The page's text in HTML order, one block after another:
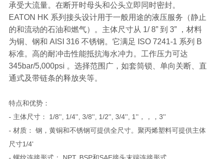
承受大流量。在断开时母头和公头立即同时密封。
EATON HK 系列接头设计用于一般用途的液压服务（静止
的和流动的石油和燃气）。主体尺寸从 1/ 8” 到 3” ，材料
为铜、钢和 AISI 316 不锈钢。它满足 ISO 7241-1 系列 B
标准。高的耐冲击性能抵抗海水冲力。工作压力可达
345bar/5,000psi 。选择范围广，如套筒锁、单向关断、直
通式及带链条的释放夹等。
特点和优势：
- 主体尺寸： 1/8'', 1/4'', 3/8'', 1/2'', 3/4'', 1''，，，3''
- 材质： 钢，黄铜和不锈钢可提供全尺寸。聚丙烯塑料可提供主体
尺寸1/4'
- 螺纹连接形式： NPT, BSP和SAE接头末端连接形式